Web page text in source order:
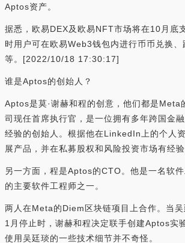
Aptos资产。
据悉，欧易DEX及欧易NFT市场将在10月底
时用户可在欧易Web3钱包内进行币币兑换
等。[2022/10/18 17:30:17]
谁是Aptos的创始人？
Aptos是莫·谢赫和程的创意，他们都是Meta
司现任首席执行官，是一位拥有多年跨国金
经验的创始人。根据他在LinkedIn上的个人
展产品，并在私募股权和风险投资市场有经验
另一方面，程是Aptos的CTO。他是一名软
的主要软件工程师之一。
两人在Meta的Diem区块链项目上合作。当
1月停止时，谢赫和程决定联手创建Aptos实
使用吴廷琰的一些技术细节并不奇怪。